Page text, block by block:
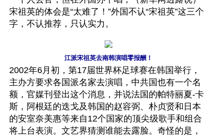
宋祖英的体会是“太难了！”外国不认“宋祖英”这三个
字，不认推荐，只认实力。
江派宋祖英去南韩演唱零报酬！
2002年6月初，第17届世界杯足球赛在韩国举行，
主办方要求各国派名家去演唱，中共国也有一个名
额，官媒刊登出这个消息，并说法国的帕特丽夏-卡
斯，阿根廷的迭戈及韩国的赵容弼、朴贞贤和日本
的安室奈美惠等来自12个国家的顶尖级歌手和组合
将上台表演。文艺界猜测谁能去露脸。奇怪的是，